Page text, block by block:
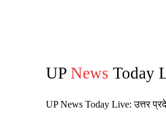
UP News Today
UP News Today Live: उत्तर